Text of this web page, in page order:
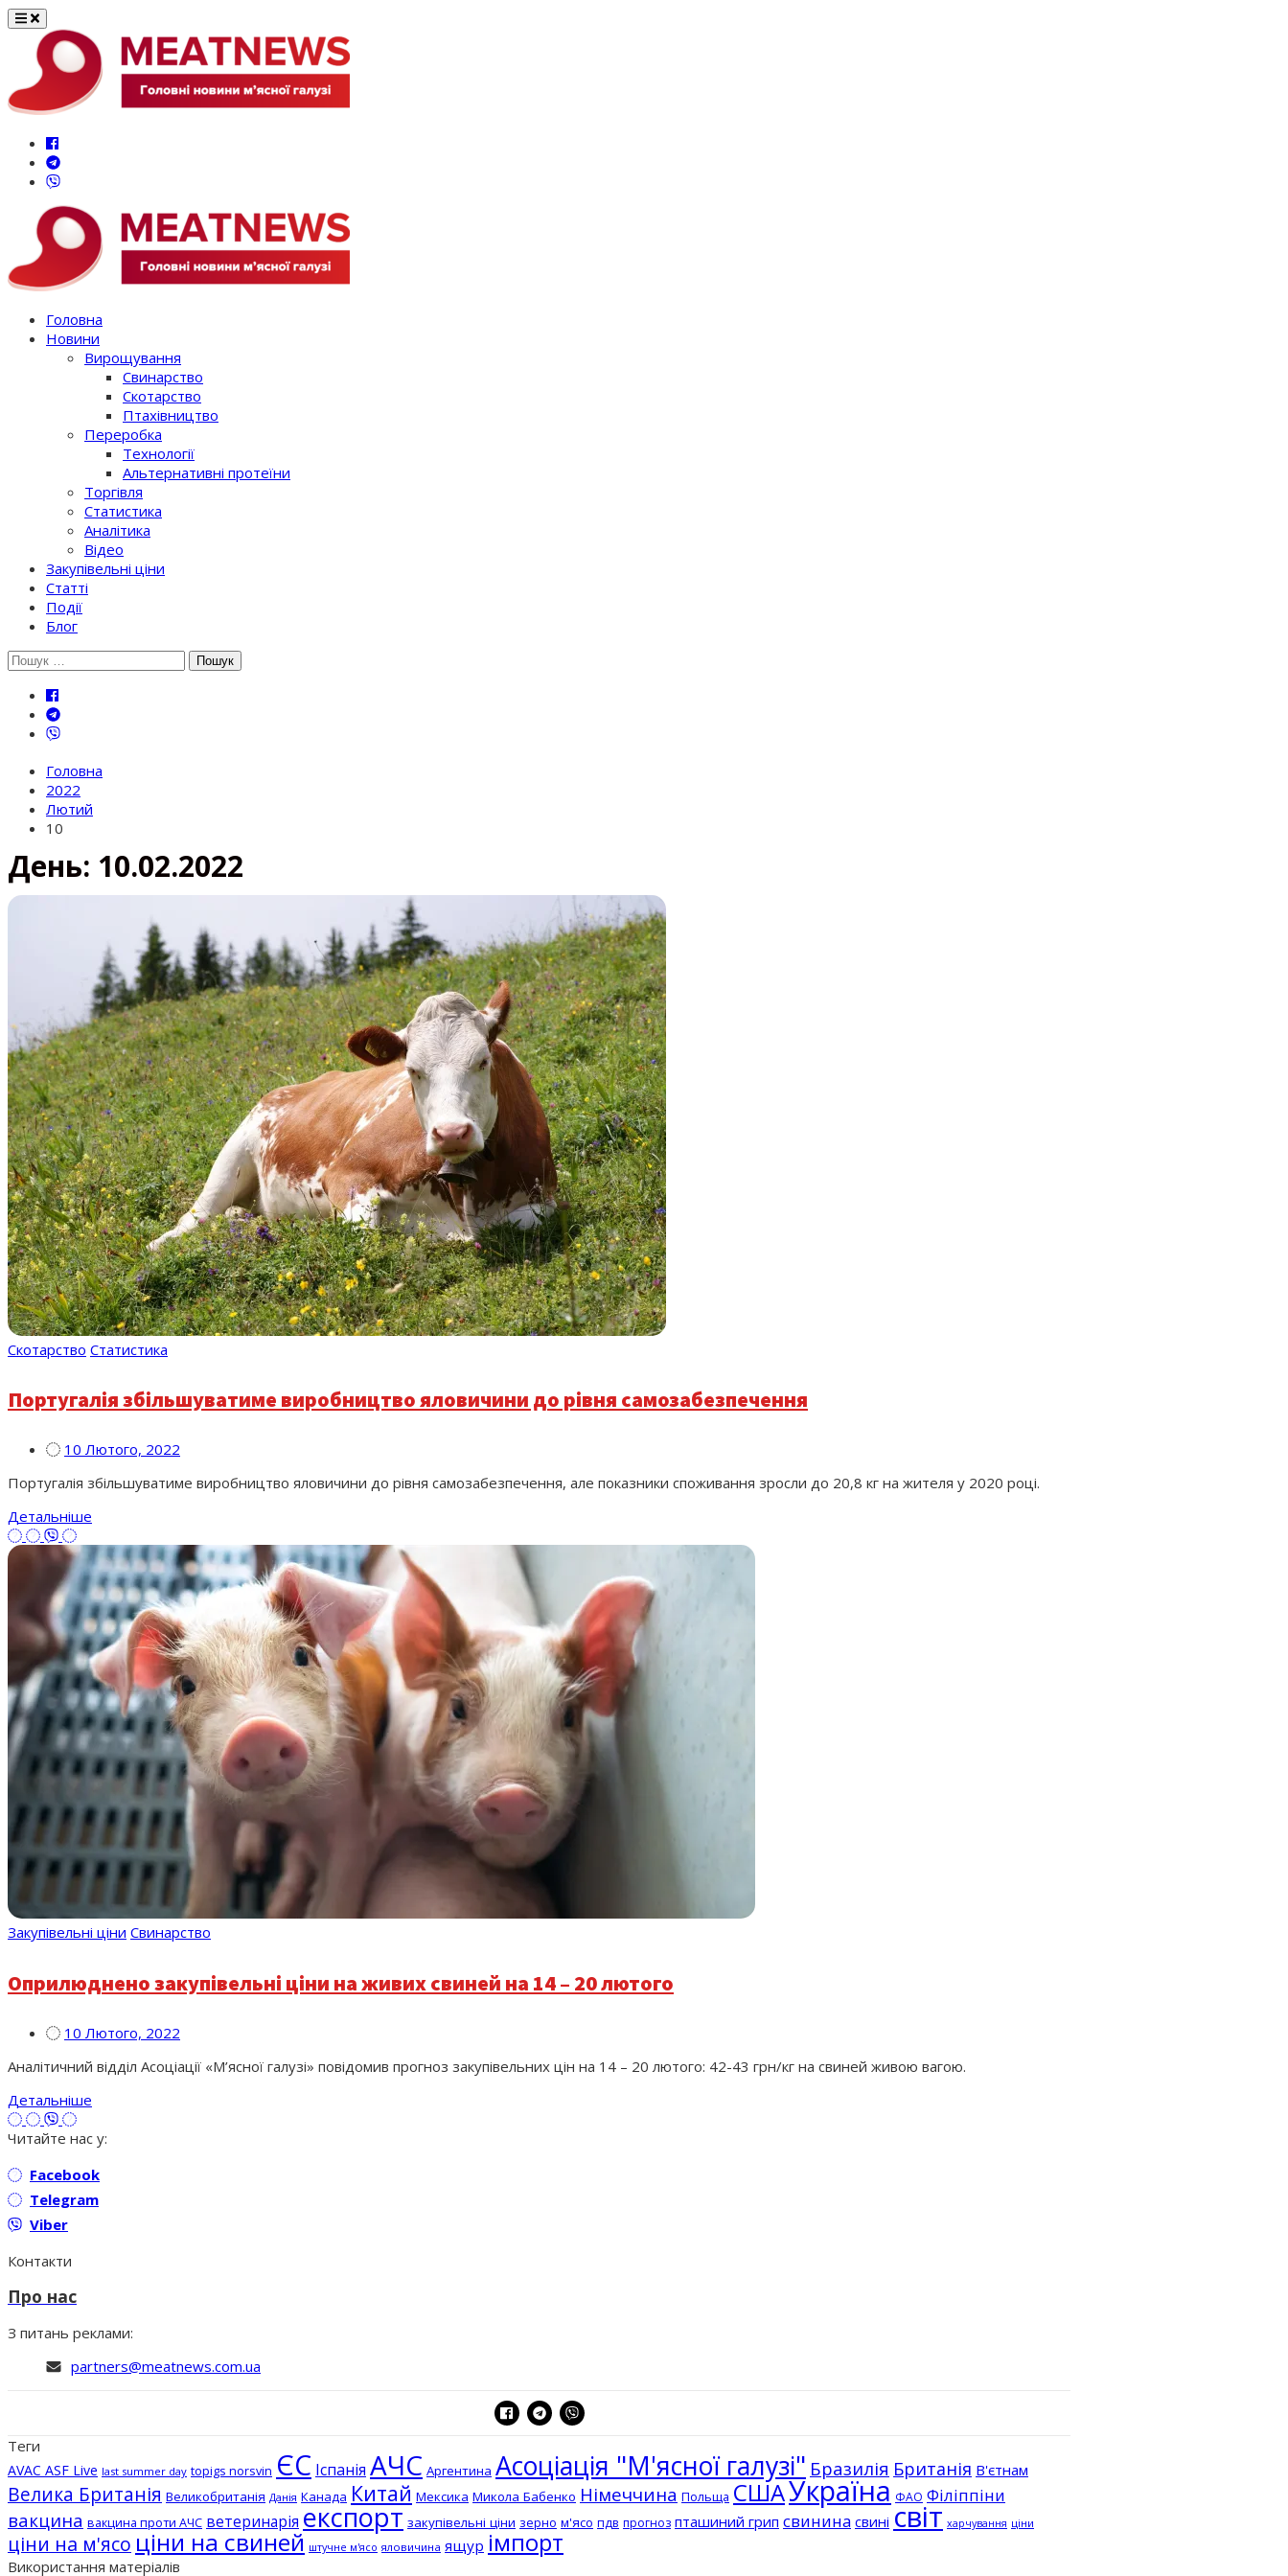
Перейти
вмісту
Головна
Новини
Вирощування
Свинарство
Скотарство
Птахівництво
Переробка
Технології
Альтернативні протеїни
Торгівля
Статистика
Аналітика
Відео
Закупівельні ціни
Статті
Події
Блог
Шукати:
Головна
2022
Лютий
10
День: 10.02.2022
Скотарство Статистика
Португалія збільшуватиме виробництво яловичини до рівня самозабезпечення
10 Лютого, 2022
Португалія збільшуватиме виробництво яловичини до рівня самозабезпечення, але показники споживання зросли до 20,8 кг на жителя у 2020 році.
Детальніше
Закупівельні ціни Свинарство
Оприлюднено закупівельні ціни на живих свиней на 14 – 20 лютого
10 Лютого, 2022
Аналітичний відділ Асоціації «М’ясної галузі» повідомив прогноз закупівельних цін на 14 – 20 лютого: 42-43 грн/кг на свиней живою вагою.
Детальніше
Читайте нас у:
Facebook
Telegram
Viber
Контакти
Про нас
З питань реклами:
partners@meatnews.com.ua
Теги
AVAC ASF Live last summer day topigs norsvin ЄС Іспанія АЧС Аргентина Асоціація "М'ясної галузі" Бразилія Британія В'єтнам
Велика Британія Великобританія Данія Канада Китай Мексика Микола Бабенко Німеччина Польща СШАУкраїна ФАО Філіппіни
вакцина вакцина проти АЧС ветеринарія експорт закупівельні ціни зерно м'ясо пдв прогноз пташиний грип свинина свині світ харчування ціни
ціни на м'ясо ціни на свиней штучне м'ясо яловичина ящур імпорт
Використання матеріалів